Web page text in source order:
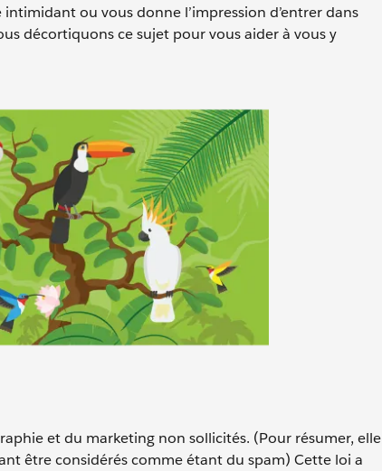
ou vous donne l’impression d’entrer dans
décortiquons ce sujet pour vous aider à vous y
et du marketing non sollicités. (Pour résumer, elle
être considérés comme étant du spam) Cette loi a